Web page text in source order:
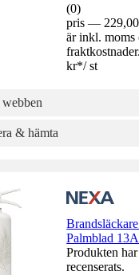
(0)
pris —
är inkl. moms
kr*/ st
& hämta
Palmblad
Produkten
recenserats.